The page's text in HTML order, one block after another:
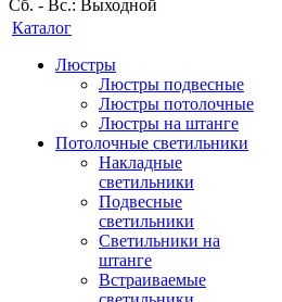
Сб. - Вс.: Выходной
Каталог
Люстры
Люстры подвесные
Люстры потолочные
Люстры на штанге
Потолочные светильники
Накладные
светильники
Подвесные
светильники
Светильники на
штанге
Встраиваемые